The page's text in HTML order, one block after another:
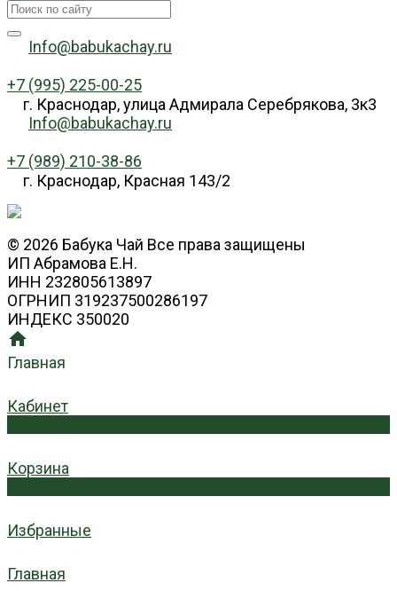
Info@babukachay.ru
+7 (995) 225-00-25
г. Краснодар, улица Адмирала Серебрякова, 3к3
Info@babukachay.ru
+7 (989) 210-38-86
г. Краснодар, Красная 143/2
© 2026 Бабука Чай Все права защищены
ИП Абрамова Е.Н.
ИНН 232805613897
ОГРНИП 319237500286197
ИНДЕКС 350020
Главная
Кабинет
Корзина
Избранные
Главная